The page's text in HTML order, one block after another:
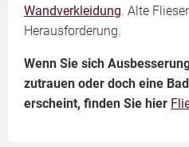
Wandverkleidung. Alte
Herausforderung.
Wenn Sie sich
zutrauen oder doch eine
erscheint, finden Sie hier